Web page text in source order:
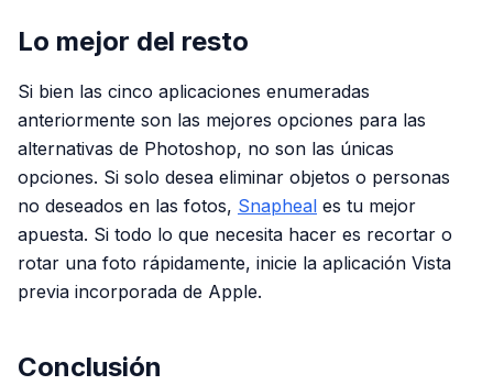
Lo mejor del resto
Si bien las cinco aplicaciones enumeradas
anteriormente son las mejores opciones para las
alternativas de Photoshop, no son las únicas
opciones. Si solo desea eliminar objetos o personas
no deseados en las fotos, Snapheal es tu mejor
apuesta. Si todo lo que necesita hacer es recortar o
rotar una foto rápidamente, inicie la aplicación Vista
previa incorporada de Apple.
Conclusión